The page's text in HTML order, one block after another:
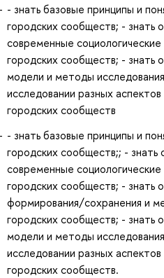
- знать базовые принципы и
городских сообществ; - знать
современные социологические
городских сообществ; - знать
модели и методы
исследовании разных
городских сообществ
- знать базовые принципы и
городских сообществ;; - знать
современные социологические
городских сообществ; - знать
формирования/сохранения и
городских сообществ; - знать
модели и методы
исследовании разных
городских сообществ.